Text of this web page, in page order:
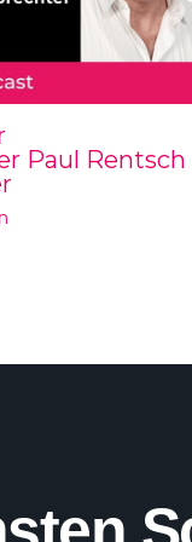
Paul Rentsch